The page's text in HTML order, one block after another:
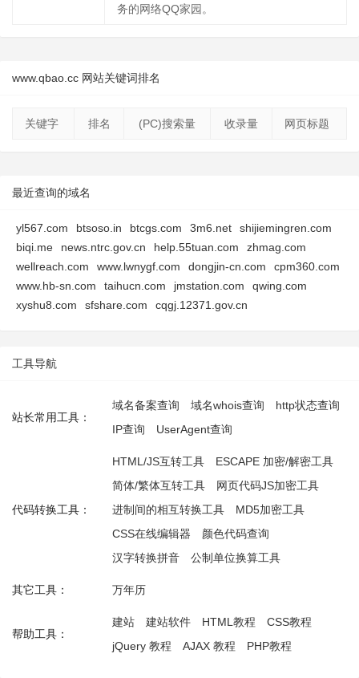
务的网络QQ家园。
www.qbao.cc 网站关键词排名
关键字 排名 (PC)搜索量 收录量 网页标题
最近查询的域名
yl567.com btsoso.in btcgs.com 3m6.net
shijiemingren.com
biqi.me
news.ntrc.gov.cn help.55tuan.com
zhmag.com
wellreach.com
www.lwnygf.com dongjin-cn.com
cpm360.com
www.hb-sn.com
taihucn.com jmstation.com
qwing.com
xyshu8.com
sfshare.com cqgj.12371.gov.cn
工具导航
站长常用工具：
域名备案查询 域名whois查询
http状态查询
IP查询
UserAgent查询
代码转换工具：
HTML/JS互转工具
ESCAPE 加密/解密工具
简体/繁体互转工具
网页代码JS加密工具
进制间的相互转换工具
MD5加密工具
CSS在线编辑器
颜色代码查询
汉字转换拼音
公制单位换算工具
其它工具： 万年历
帮助工具：
建站 建站软件 HTML教程
CSS教程
jQuery 教程
AJAX 教程 PHP教程